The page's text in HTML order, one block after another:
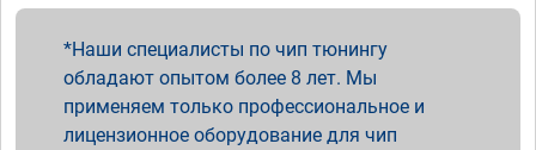
Наши специалисты по чип тюнингу
обладают опытом более 8 лет. Мы
применяем только профессиональное и
лицензионное оборудование для чип